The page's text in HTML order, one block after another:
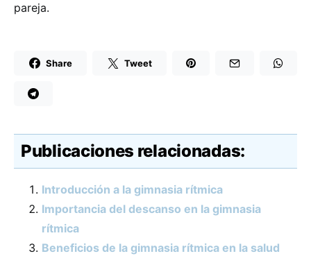
pareja.
Share Tweet
Publicaciones relacionadas:
Introducción a la gimnasia rítmica
Importancia del descanso en la gimnasia
rítmica
Beneficios de la gimnasia rítmica en la salud